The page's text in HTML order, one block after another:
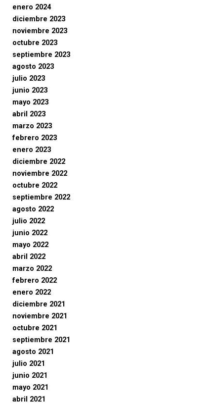
enero 2024
diciembre 2023
noviembre 2023
octubre 2023
septiembre 2023
agosto 2023
julio 2023
junio 2023
mayo 2023
abril 2023
marzo 2023
febrero 2023
enero 2023
diciembre 2022
noviembre 2022
octubre 2022
septiembre 2022
agosto 2022
julio 2022
junio 2022
mayo 2022
abril 2022
marzo 2022
febrero 2022
enero 2022
diciembre 2021
noviembre 2021
octubre 2021
septiembre 2021
agosto 2021
julio 2021
junio 2021
mayo 2021
abril 2021